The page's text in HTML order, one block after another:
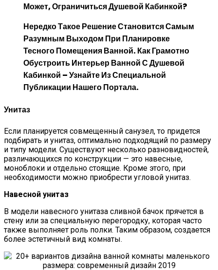
Может, Ограничиться Душевой Кабинкой?
Нередко Такое Решение Становится Самым
Разумным Выходом При Планировке
Тесного Помещения Ванной. Как Грамотно
ОбустроитьИнтерьер Ванной С Душевой
Кабинкой – Узнайте Из Специальной
Публикации Нашего Портала.
Унитаз
Если планируется совмещенный санузел, то придется
подбирать и унитаз, оптимально подходящий по размеру
и типу модели. Существуют несколько разновидностей,
различающихся по конструкции — это навесные,
моноблоки и отдельно стоящие. Кроме этого, при
необходимости можно приобрести угловой унитаз.
Навесной унитаз
В модели навесного унитаза сливной бачок прячется в
стену или за специальную перегородку, которая часто
также выполняет роль полки. Таким образом, создается
более эстетичный вид комнаты.